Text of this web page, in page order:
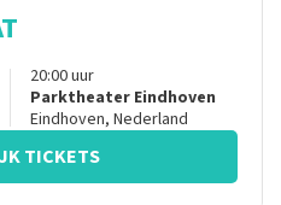
20:00uur
Parktheater Eindhoven
Eindhoven, Nederland
TICKETS